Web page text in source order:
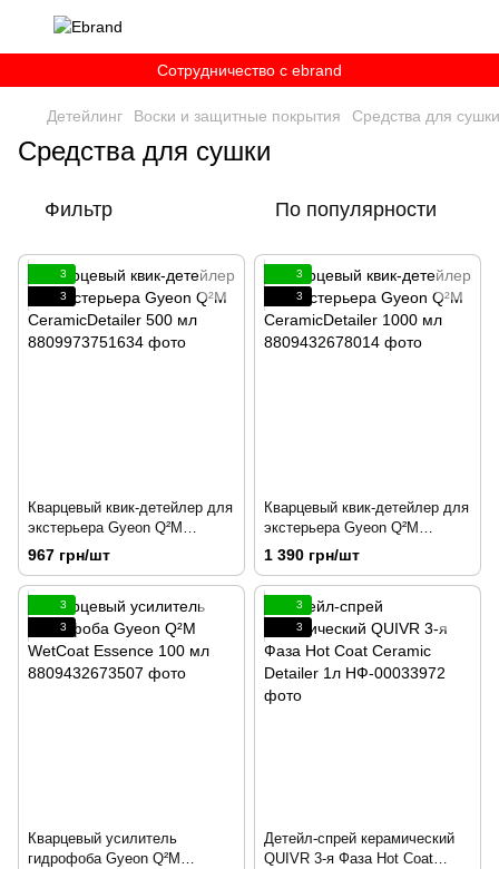
Сотрудничество c ebrand
Детейлинг Воски и защитные покрытия Средства для сушки
Средства для сушки
Фильтр По популярности
3
3
Кварцевый квик-детейлер для
экстерьера Gyeon Q²M
CeramicDetailer 500 мл
967 грн/шт
3
3
Кварцевый квик-детейлер для
экстерьера Gyeon Q²M
CeramicDetailer 1000 мл
1 390 грн/шт
3
3
Кварцевый усилитель
гидрофоба Gyeon Q²M
3
3
Детейл-спрей керамический
QUIVR 3-я Фаза Hot Coat